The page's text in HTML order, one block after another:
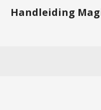
Handleiding